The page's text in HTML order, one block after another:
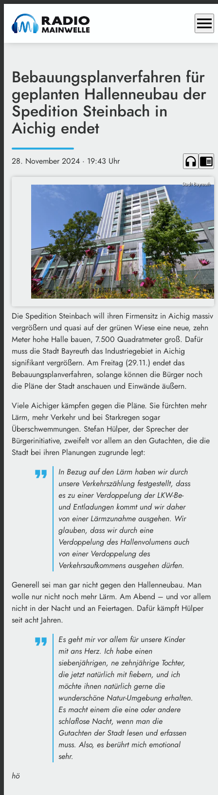
menu
Bebauungsplanverfahren für
geplanten Hallenneubau der
Spedition Steinbach in
Aichig endet
28. November 2024 · 19:43 Uhr headphones chrome_reader_mode
Stadt Bayreuth
Die Spedition Steinbach will ihren Firmensitz in Aichig massiv
vergrößern und quasi auf der grünen Wiese eine neue, zehn
Meter hohe Halle bauen, 7.500 Quadratmeter groß. Dafür
muss die Stadt Bayreuth das Industriegebiet in Aichig
signifikant vergrößern. Am Freitag (29.11.) endet das
Bebauungsplanverfahren, solange können die Bürger noch
die Pläne der Stadt anschauen und Einwände äußern.
Viele Aichiger kämpfen gegen die Pläne. Sie fürchten mehr
Lärm, mehr Verkehr und bei Starkregen sogar
Überschwemmungen. Stefan Hülper, der Sprecher der
Bürgerinitiative, zweifelt vor allem an den Gutachten, die die
Stadt bei ihren Planungen zugrunde legt:
In Bezug auf den Lärm haben wir durch
unsere Verkehrszählung festgestellt, dass
es zu einer Verdoppelung der LKW-Be-
und Entladungen kommt und wir daher
von einer Lärmzunahme ausgehen. Wir
glauben, dass wir durch eine
Verdoppelung des Hallenvolumens auch
von einer Verdoppelung des
Verkehrsaufkommens ausgehen dürfen.
Generell sei man gar nicht gegen den Hallenneubau. Man
wolle nur nicht noch mehr Lärm. Am Abend – und vor allem
nicht in der Nacht und an Feiertagen. Dafür kämpft Hülper
seit acht Jahren.
Es geht mir vor allem für unsere Kinder
mit ans Herz. Ich habe einen
siebenjährigen, ne zehnjährige Tochter,
die jetzt natürlich mit fiebern, und ich
möchte ihnen natürlich gerne die
wunderschöne Natur-Umgebung erhalten.
Es macht einem die eine oder andere
schlaflose Nacht, wenn man die
Gutachten der Stadt lesen und erfassen
muss. Also, es berührt mich emotional
sehr.
hö